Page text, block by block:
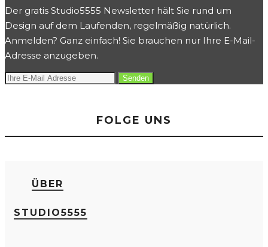
Der gratis Studio5555 Newsletter hält Sie rund um
Design auf dem Laufenden, regelmäßig natürlich.
Anmelden? Ganz einfach! Sie brauchen nur Ihre E-Mail-
Adresse anzugeben.
FOLGE UNS
ÜBER
STUDIO5555